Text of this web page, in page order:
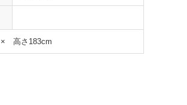
高さ183cm